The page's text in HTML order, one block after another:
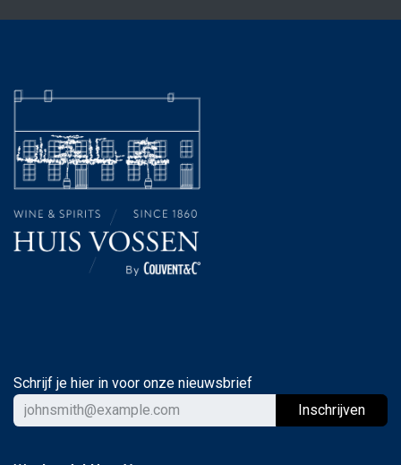
Schrijf je hier in voor onze nieuwsbrief
Inschrijven